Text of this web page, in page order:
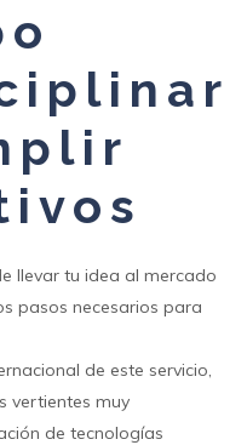
llevar tu idea al mercado
pasos necesarios para
de este servicio,
vertientes muy
de tecnologías